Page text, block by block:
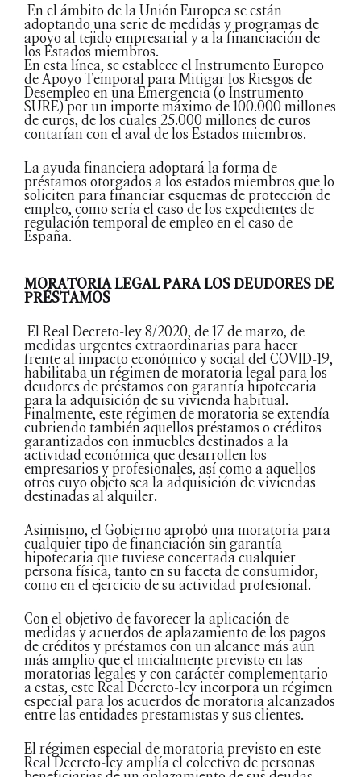
En el ámbito de la Unión Europea se están
adoptando una serie de medidas y programas de
apoyo al tejido empresarial y a la financiación de
los Estados miembros.
En esta línea, se establece el Instrumento Europeo
de Apoyo Temporal para Mitigar los Riesgos de
Desempleo en una Emergencia (o Instrumento
SURE) por un importe máximo de 100.000 millones
de euros, de los cuales 25.000 millones de euros
contarían con el aval de los Estados miembros.
La ayuda financiera adoptará la forma de
préstamos otorgados a los estados miembros que lo
soliciten para financiar esquemas de protección de
empleo, como sería el caso de los expedientes de
regulación temporal de empleo en el caso de
España.
MORATORIA LEGAL PARA LOS DEUDORES DE
PRÉSTAMOS
El Real Decreto-ley 8/2020, de 17 de marzo, de
medidas urgentes extraordinarias para hacer
frente al impacto económico y social del COVID-19,
habilitaba un régimen de moratoria legal para los
deudores de préstamos con garantía hipotecaria
para la adquisición de su vivienda habitual.
Finalmente, este régimen de moratoria se extendía
cubriendo también aquellos préstamos o créditos
garantizados con inmuebles destinados a la
actividad económica que desarrollen los
empresarios y profesionales, así como a aquellos
otros cuyo objeto sea la adquisición de viviendas
destinadas al alquiler.
Asimismo, el Gobierno aprobó una moratoria para
cualquier tipo de financiación sin garantía
hipotecaria que tuviese concertada cualquier
persona física, tanto en su faceta de consumidor,
como en el ejercicio de su actividad profesional.
Con el objetivo de favorecer la aplicación de
medidas y acuerdos de aplazamiento de los pagos
de créditos y préstamos con un alcance más aún
más amplio que el inicialmente previsto en las
moratorias legales y con carácter complementario
a estas, este Real Decreto-ley incorpora un régimen
especial para los acuerdos de moratoria alcanzados
entre las entidades prestamistas y sus clientes.
El régimen especial de moratoria previsto en este
Real Decreto-ley amplía el colectivo de personas